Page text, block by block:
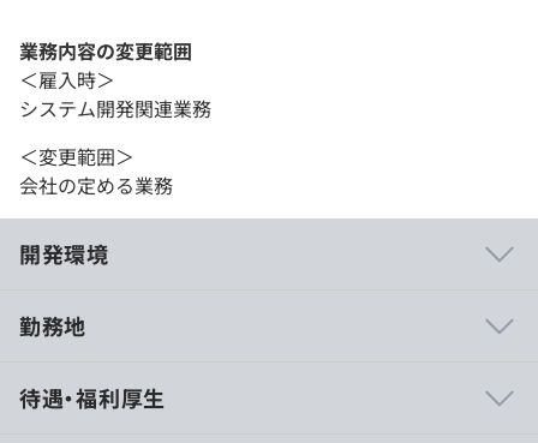
業務内容の変更範囲
＜雇入時＞
システム開発関連業務
＜変更範囲＞
会社の定める業務
開発環境
Serverless構成
勤務地
待遇・福利厚生